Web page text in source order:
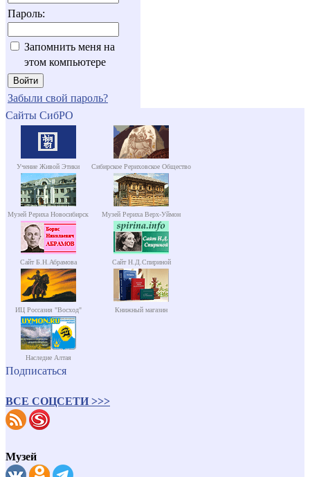
Пароль:
Запомнить меня на
этом компьютере
Забыли свой пароль?
Сайты СибРО
Учение Живой Этики Сибирское Рериховское Общество
Музей Рериха Новосибирск Музей Рериха Верх-Уймон
Сайт Б.Н.Абрамова Сайт Н.Д.Спириной
ИЦ Россазия "Восход" Книжный магазин
Наследие Алтая
Подписаться
ВСЕ СОЦСЕТИ >>>
Музей